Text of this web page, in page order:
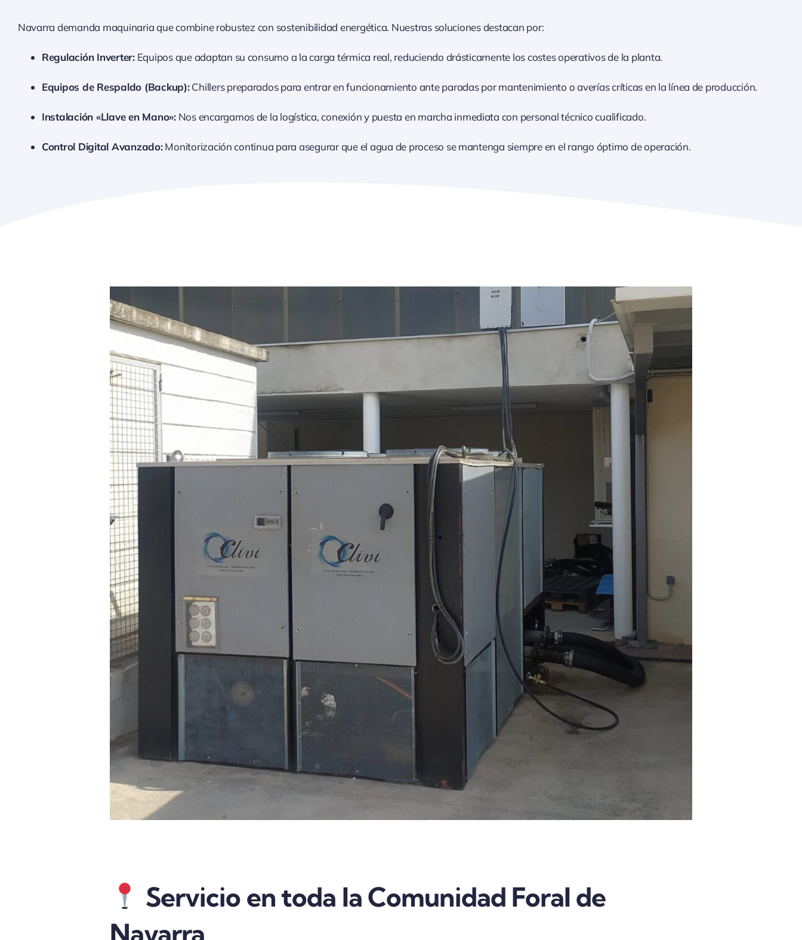
Navarra demanda maquinaria que combine robustez con sostenibilidad energética. Nuestras soluciones destacan por:
Regulación Inverter:Equipos que adaptan su consumo a la carga térmica real, reduciendo drásticamente los costes operativos de la planta.
Equipos de Respaldo (Backup):Chillers preparados para entrar en funcionamiento ante paradas por mantenimiento o averías críticas en la línea de producción.
Instalación «Llave en Mano»:Nos encargamos de la logística, conexión y puesta en marcha inmediata con personal técnico cualificado.
Control Digital Avanzado:Monitorización continua para asegurar que el agua de proceso se mantenga siempre en el rango óptimo de operación.
Servicio en toda la Comunidad Foral de
Navarra